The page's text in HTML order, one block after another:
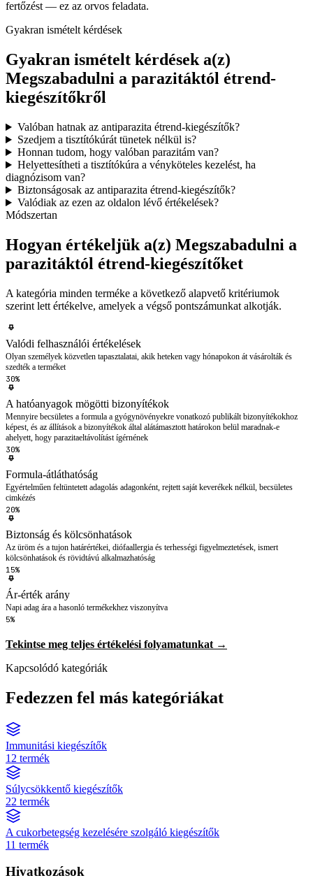
fertőzést — ez az orvos feladata.
Gyakran ismételt kérdések
Gyakran ismételt kérdések a(z)
Megszabadulni a parazitáktól étrend-
kiegészítőkről
Valóban hatnak az antiparazita étrend-kiegészítők?
Szedjem a tisztítókúrát tünetek nélkül is?
Honnan tudom, hogy valóban parazitám van?
Helyettesítheti a tisztítókúra a vényköteles kezelést, ha
diagnózisom van?
Biztonságosak az antiparazita étrend-kiegészítők?
Valódiak az ezen az oldalon lévő értékelések?
Módszertan
Hogyan értékeljük a(z) Megszabadulni a
parazitáktól étrend-kiegészítőket
A kategória minden terméke a következő alapvető kritériumok
szerint lett értékelve, amelyek a végső pontszámunkat alkotják.
Valódi felhasználói értékelések
Olyan személyek közvetlen tapasztalatai, akik heteken vagy hónapokon át vásárolták és
szedték a terméket
30%
A hatóanyagok mögötti bizonyítékok
Mennyire becsületes a formula a gyógynövényekre vonatkozó publikált bizonyítékokhoz
képest, és az állítások a bizonyítékok által alátámasztott határokon belül maradnak-e
ahelyett, hogy parazitaeltávolítást ígérnének
30%
Formula-átláthatóság
Egyértelműen feltüntetett adagolás adagonként, rejtett saját keverékek nélkül, becsületes
cimkézés
20%
Biztonság és kölcsönhatások
Az üröm és a tujon határértékei, diófaallergia és terhességi figyelmeztetések, ismert
kölcsönhatások és rövidtávú alkalmazhatóság
15%
Ár-érték arány
Napi adag ára a hasonló termékekhez viszonyítva
5%
Tekintse meg teljes értékelési folyamatunkat →
Kapcsolódó kategóriák
Fedezzen fel más kategóriákat
Immunitási kiegészítők
12 termék
Súlycsökkentő kiegészítők
22 termék
A cukorbetegség kezelésére szolgáló kiegészítők
11 termék
Hivatkozások